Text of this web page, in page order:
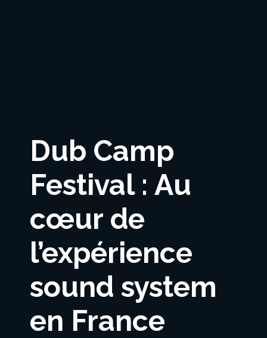
Dub Camp
Festival : Au
cœur de
l’expérience
sound system
en France